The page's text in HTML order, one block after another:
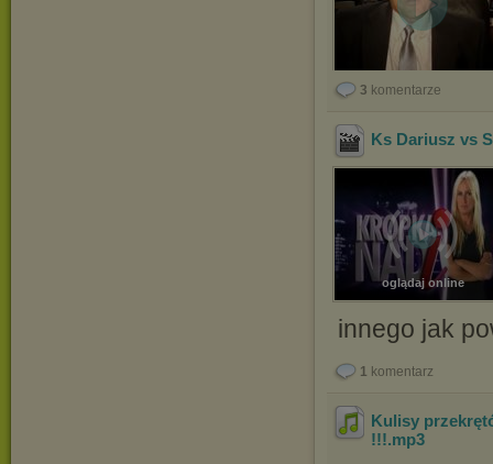
3 komentarze
Ks Dariusz vs
oglądaj online
innego jak
1 komentarz
Kulisy
!!!.mp3